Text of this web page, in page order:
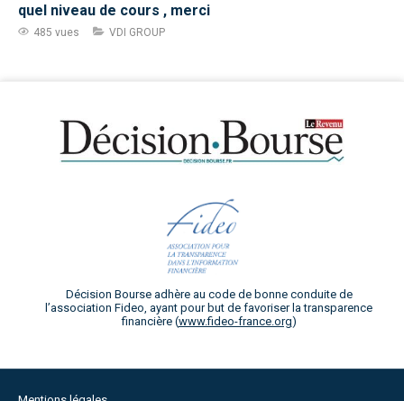
quel niveau de cours , merci
485 vues VDI GROUP
Décision Bourse adhère au code de bonne conduite de
l’association Fideo, ayant pour but de favoriser la transparence
financière (www.fideo-france.org)